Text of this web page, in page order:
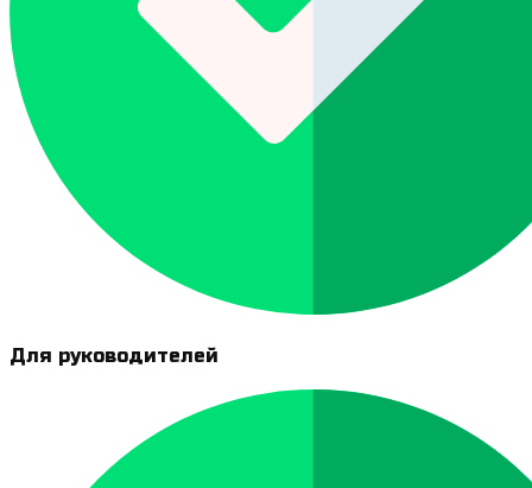
Для руководителей